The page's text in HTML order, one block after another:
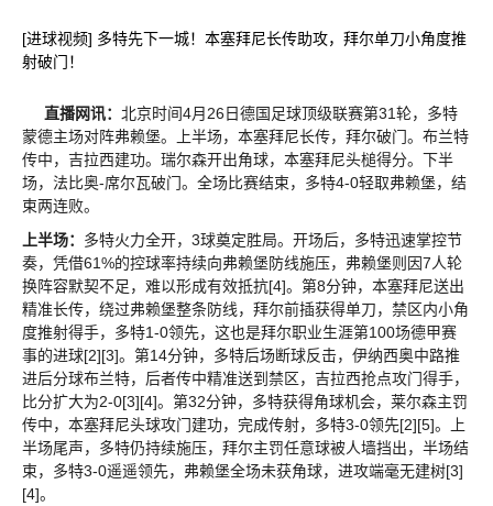
[进球视频] 多特先下一城！本塞拜尼长传助攻，拜尔单刀小角度推
射破门！
直播网讯： 北京时间4月26日德国足球顶级联赛第31轮，多特
蒙德主场对阵弗赖堡。上半场，本塞拜尼长传，拜尔破门。布兰特
传中，吉拉西建功。瑞尔森开出角球，本塞拜尼头槌得分。下半
场，法比奥-席尔瓦破门。全场比赛结束，多特4-0轻取弗赖堡，结
束两连败。
上半场： 多特火力全开，3球奠定胜局。开场后，多特迅速掌控节
奏，凭借61%的控球率持续向弗赖堡防线施压，弗赖堡则因7人轮
换阵容默契不足，难以形成有效抵抗[4]。第8分钟，本塞拜尼送出
精准长传，绕过弗赖堡整条防线，拜尔前插获得单刀，禁区内小角
度推射得手，多特1-0领先，这也是拜尔职业生涯第100场德甲赛
事的进球[2][3]。第14分钟，多特后场断球反击，伊纳西奥中路推
进后分球布兰特，后者传中精准送到禁区，吉拉西抢点攻门得手，
比分扩大为2-0[3][4]。第32分钟，多特获得角球机会，莱尔森主罚
传中，本塞拜尼头球攻门建功，完成传射，多特3-0领先[2][5]。上
半场尾声，多特仍持续施压，拜尔主罚任意球被人墙挡出，半场结
束，多特3-0遥遥领先，弗赖堡全场未获角球，进攻端毫无建树[3]
[4]。